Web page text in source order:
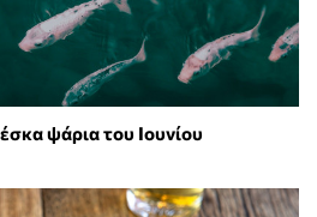
ψάρια του Ιουνίου